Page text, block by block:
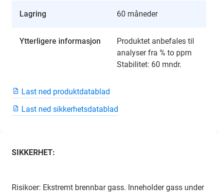
Lagring 60 måneder
Ytterligere informasjon
Produktet anbefales til
analyser fra % to ppm
Stabilitet: 60 mndr.
Last ned produktdatablad
Last ned sikkerhetsdatablad
SIKKERHET:
Risikoer: Ekstremt brennbar gass. Inneholder gass under